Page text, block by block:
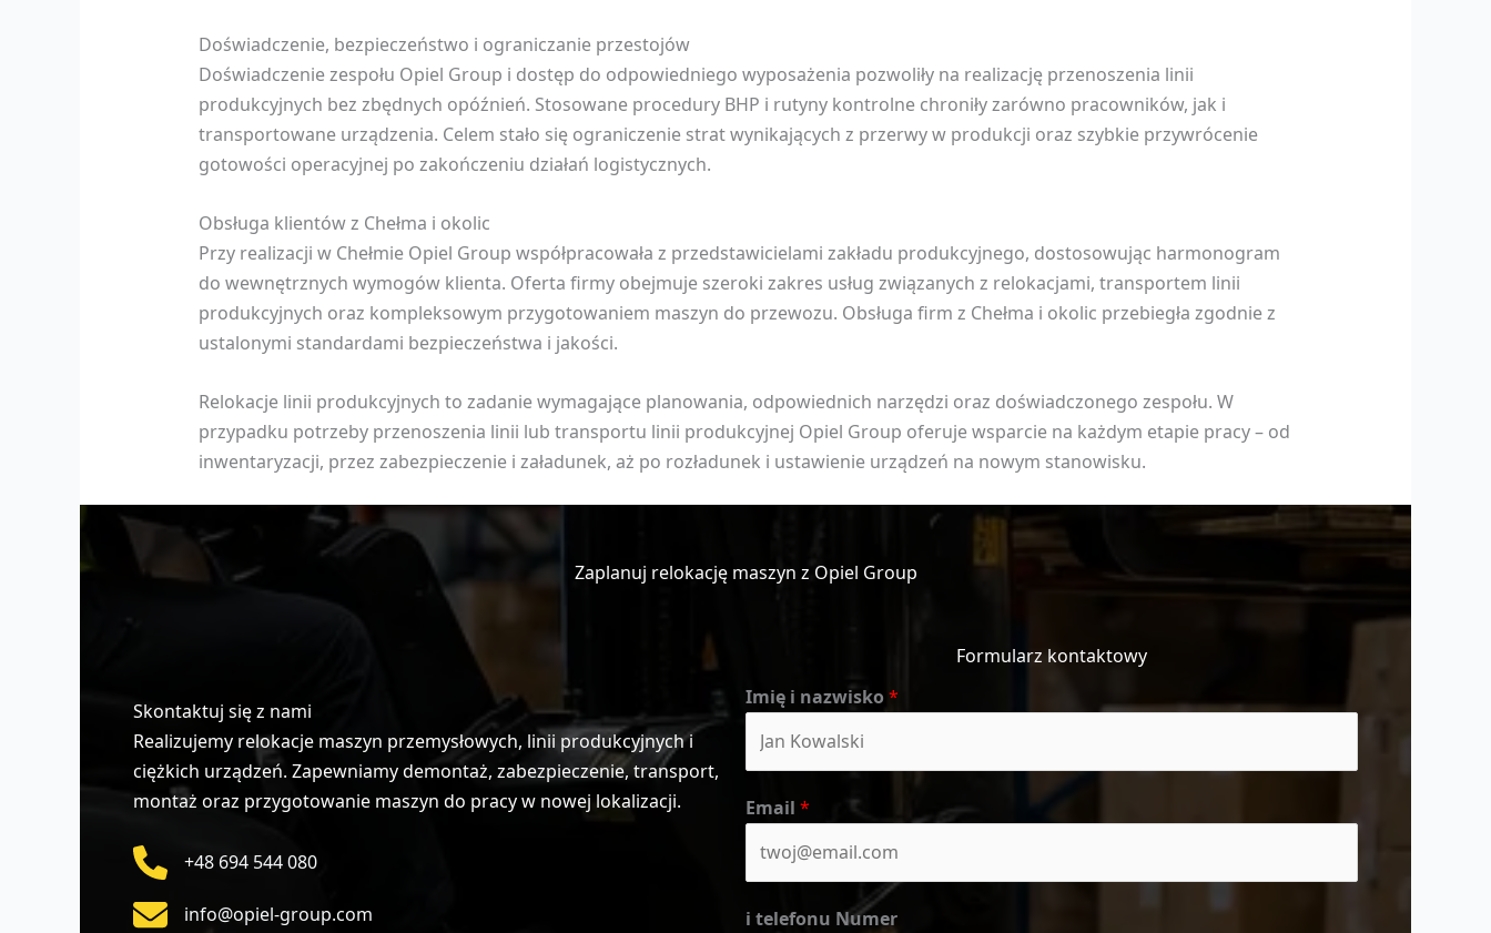
Doświadczenie, bezpieczeństwo i ograniczanie przestojów
Doświadczenie zespołu Opiel Group i dostęp do odpowiedniego wyposażenia pozwoliły na realizację przenoszenia linii
produkcyjnych bez zbędnych opóźnień. Stosowane procedury BHP i rutyny kontrolne chroniły zarówno pracowników, jak i
transportowane urządzenia. Celem stało się ograniczenie strat wynikających z przerwy w produkcji oraz szybkie przywrócenie
gotowości operacyjnej po zakończeniu działań logistycznych.
Obsługa klientów z Chełma i okolic
Przy realizacji w Chełmie Opiel Group współpracowała z przedstawicielami zakładu produkcyjnego, dostosowując harmonogram
do wewnętrznych wymogów klienta. Oferta firmy obejmuje szeroki zakres usług związanych z relokacjami, transportem linii
produkcyjnych oraz kompleksowym przygotowaniem maszyn do przewozu. Obsługa firm z Chełma i okolic przebiegła zgodnie z
ustalonymi standardami bezpieczeństwa i jakości.
Relokacje linii produkcyjnych to zadanie wymagające planowania, odpowiednich narzędzi oraz doświadczonego zespołu. W
przypadku potrzeby przenoszenia linii lub transportu linii produkcyjnej Opiel Group oferuje wsparcie na każdym etapie pracy – od
inwentaryzacji, przez zabezpieczenie i załadunek, aż po rozładunek i ustawienie urządzeń na nowym stanowisku.
Zaplanuj relokację maszyn z Opiel Group
Skontaktuj się z nami
Realizujemy relokacje maszyn przemysłowych, linii produkcyjnych i
ciężkich urządzeń. Zapewniamy demontaż, zabezpieczenie, transport,
montaż oraz przygotowanie maszyn do pracy w nowej lokalizacji.
+48 694 544 080
info@opiel-group.com
Formularz kontaktowy
Imię i nazwisko *
Email *
i telefonu Numer